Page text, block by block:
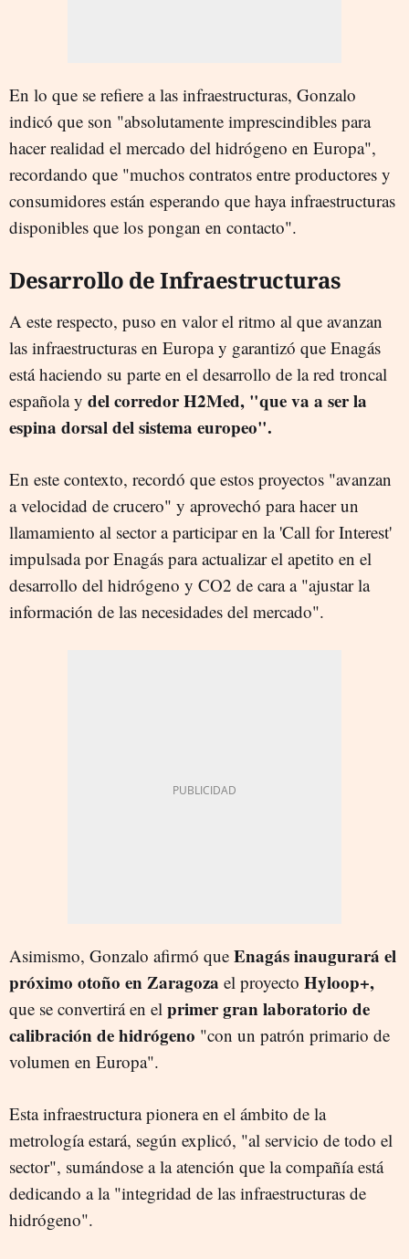
En lo que se refiere a las infraestructuras, Gonzalo
indicó que son "absolutamente imprescindibles para
hacer realidad el mercado del hidrógeno en Europa",
recordando que "muchos contratos entre productores y
consumidores están esperando que haya infraestructuras
disponibles que los pongan en contacto".
Desarrollo de Infraestructuras
A este respecto, puso en valor el ritmo al que avanzan
las infraestructuras en Europa y garantizó que Enagás
está haciendo su parte en el desarrollo de la red troncal
española y del corredor H2Med, "que va a ser la
espina dorsal del sistema europeo".
En este contexto, recordó que estos proyectos "avanzan
a velocidad de crucero" y aprovechó para hacer un
llamamiento al sector a participar en la 'Call for Interest'
impulsada por Enagás para actualizar el apetito en el
desarrollo del hidrógeno y CO2 de cara a "ajustar la
información de las necesidades del mercado".
Asimismo, Gonzalo afirmó que Enagás inaugurará el
próximo otoño en Zaragoza el proyecto Hyloop+,
que se convertirá en el primer gran laboratorio de
calibración de hidrógeno "con un patrón primario de
volumen en Europa".
Esta infraestructura pionera en el ámbito de la
metrología estará, según explicó, "al servicio de todo el
sector", sumándose a la atención que la compañía está
dedicando a la "integridad de las infraestructuras de
hidrógeno".